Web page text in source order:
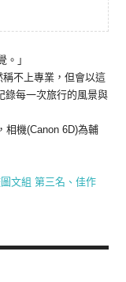
」
不上專業，但會以這
錄每一次旅行的風景與
相機(Canon 6D)為輔
文組 第三名、佳作